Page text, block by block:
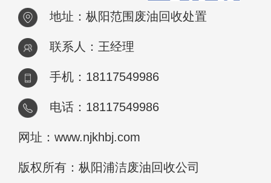
地址：枞阳范围废油回收处置
联系人：王经理
手机：18117549986
电话：18117549986
网址：www.njkhbj.com
版权所有：枞阳浦洁废油回收公司